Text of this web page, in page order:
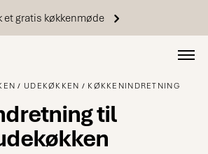
et gratis køkkenmøde
UDEKØKKEN KØKKENINDRETNING
til